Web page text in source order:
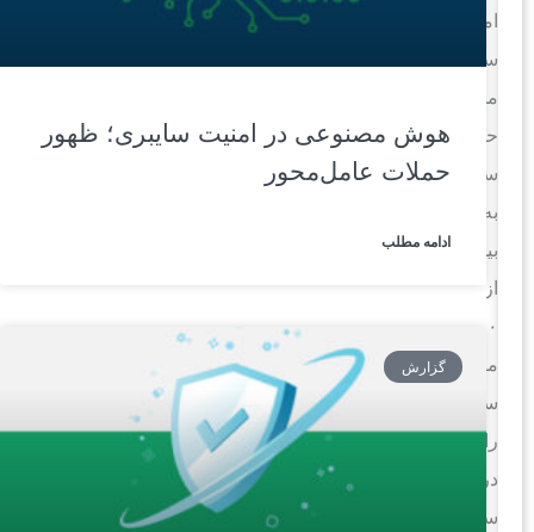
امنیت
سایبری،
مسیر
حملات
سایبری
بیش
میلیون
سازمان
سال
هوش مصنوعی در امنیت سایبری؛ ظهور
حملات عامل‌محور
ادامه مطلب
گزارش